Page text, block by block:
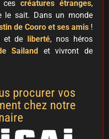
ces créatures étranges,
le sait. Dans un monde
de Cooro et ses amis !
et de
liberté, nos héros
Sailand
et vivront de
procurer vos
chez notre